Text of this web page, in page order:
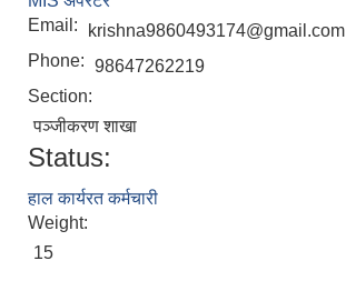
Email:
krishna9860493174@gmail.com
Phone: 98647262219
Section:
पञ्जीकरण शाखा
Status:
हाल कार्यरत कर्मचारी
Weight:
15